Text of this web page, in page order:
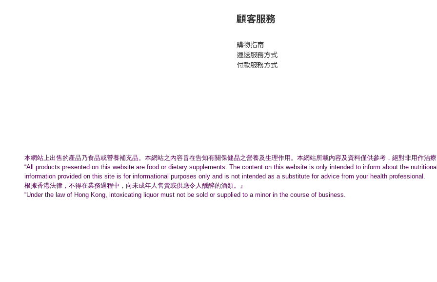
顧客服務
購物指南
運送服務方式
付款服務方式
本網站上出售的產品乃食品或營養補充品。 本網站之內容旨在告知有關保健品之營養及生理作用。 本網站所載內容及資料僅供參考，絕對非用作治
“All products presented on this website are food or dietary supplements. The content on this website is only intended to inform about the
information provided on this site is for informational purposes only and is not intended as a substitute for advice from your health professional.
根據香港法律，不得在業務過程中， 向未成年人售賣或供應令人醺醉的酒類。』
“Under the law of Hong Kong, intoxicating liquor must not be sold or supplied to a minor in the course of business.